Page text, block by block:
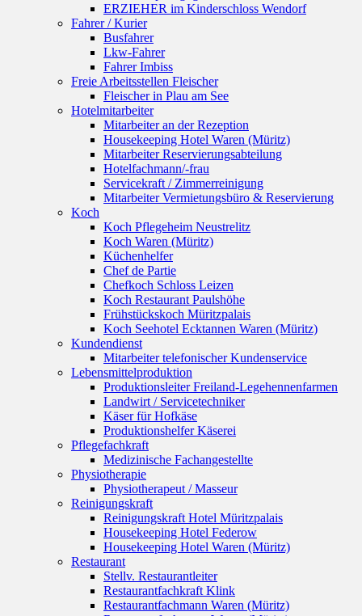
ERZIEHER im Kinderschloss Wendorf
Fahrer / Kurier
Busfahrer
Lkw-Fahrer
Fahrer Imbiss
Freie Arbeitsstellen Fleischer
Fleischer in Plau am See
Hotelmitarbeiter
Mitarbeiter an der Rezeption
Housekeeping Hotel Waren (Müritz)
Mitarbeiter Reservierungsabteilung
Hotelfachmann/-frau
Servicekraft / Zimmerreinigung
Mitarbeiter Vermietungsbüro & Reservierung
Koch
Koch Pflegeheim Neustrelitz
Koch Waren (Müritz)
Küchenhelfer
Chef de Partie
Chefkoch Schloss Leizen
Koch Restaurant Paulshöhe
Frühstückskoch Müritzpalais
Koch Seehotel Ecktannen Waren (Müritz)
Kundendienst
Mitarbeiter telefonischer Kundenservice
Lebensmittelproduktion
Produktionsleiter Freiland-Legehennenfarmen
Landwirt / Servicetechniker
Käser für Hofkäse
Produktionshelfer Käserei
Pflegefachkraft
Medizinische Fachangestellte
Physiotherapie
Physiotherapeut / Masseur
Reinigungskraft
Reinigungskraft Hotel Müritzpalais
Housekeeping Hotel Federow
Housekeeping Hotel Waren (Müritz)
Restaurant
Stellv. Restaurantleiter
Restaurantfachkraft Klink
Restaurantfachmann Waren (Müritz)